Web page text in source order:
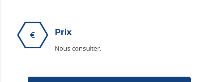
Prix
Nous consulter.